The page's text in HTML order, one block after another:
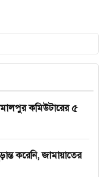
কমিউটারের ৫
করেনি, জামায়াতের